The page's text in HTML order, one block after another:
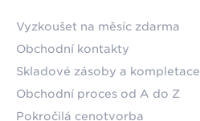
Vyzkoušet na měsíc zdarma
Obchodní kontakty
Skladové zásoby a kompletace
Obchodní proces od A do Z
Pokročilá cenotvorba